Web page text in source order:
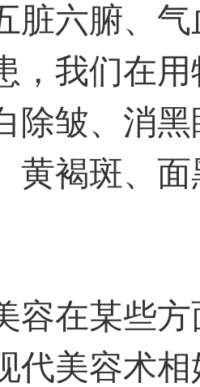
脏六腑、
，我们在
除皱、消
黄褐斑、
在某些方
代美容术